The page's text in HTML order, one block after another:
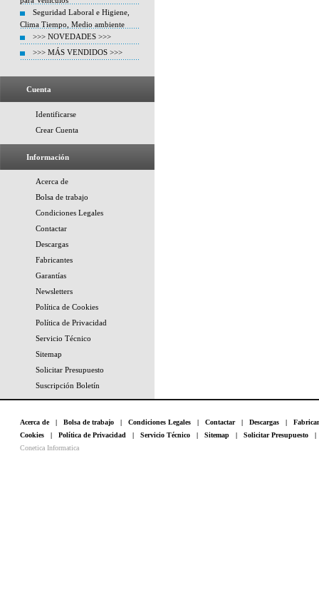
Seguridad Laboral e Higiene,
Clima Tiempo, Medio ambiente
>>> NOVEDADES >>>
>>> MÁS VENDIDOS >>>
Cuenta
Identificarse
Crear Cuenta
Información
Acerca de
Bolsa de trabajo
Condiciones Legales
Contactar
Descargas
Fabricantes
Garantías
Newsletters
Política de Cookies
Política de Privacidad
Servicio Técnico
Sitemap
Solicitar Presupuesto
Suscripción Boletín
Acerca de| Bolsa de trabajo | Condiciones Legales | Contactar| Descargas |
Cookies | Política de Privacidad | Servicio Técnico | Sitemap | Solicitar Presupuesto
Conetica Informatica